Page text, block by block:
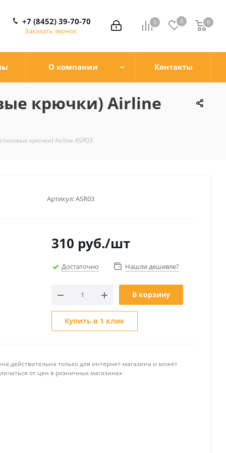
0 0 0
0
+7 (8452) 39-70-70
Заказать звонок
О компании Контакты
крючки) Airline
крючки) Airline ASR03
Артикул:ASR03
310 руб./шт
Достаточно Нашли дешевле?
В корзину
Купить в 1 клик
действительна только для интернет-магазина и может
от цен в розничных магазинах